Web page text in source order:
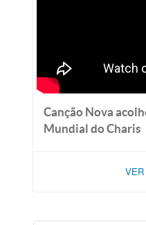
Canção Nova
Mundial do Charis
VER